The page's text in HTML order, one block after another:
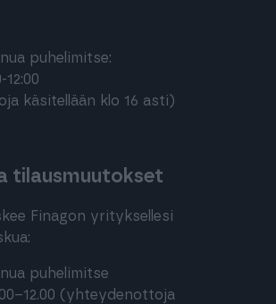
puhelimitse:
12:00
käsitellään klo 16 asti)
tilausmuutokset
Finagon yrityksellesi
puhelimitse
(yhteydenottoja